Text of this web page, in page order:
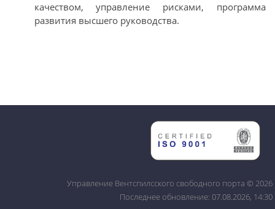
качеством, управление рисками, программа
развития высшего руководства.
Управление Вентспилсского свободного порта © 2026
Последнее обновление: 07.08.2026, 14:30